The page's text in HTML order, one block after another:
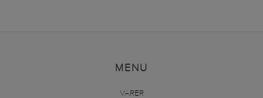
MENU
VARER